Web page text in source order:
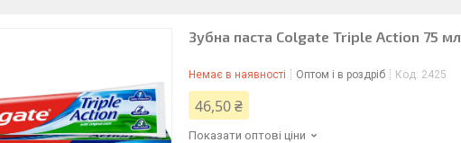
Зубна паста Colgate Triple Action 75 мл
Немає в наявності Оптом і в роздріб Код: 2425
46,50 ₴
Показати оптові ціни